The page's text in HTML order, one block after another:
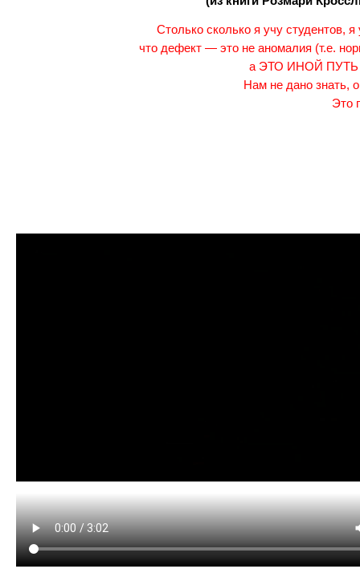
Столько сколько я учу студентов,
что дефект — это не аномалия (т.е.
а ЭТО ИНОЙ
Нам не дано знать,
Это